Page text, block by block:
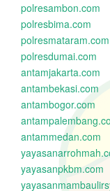
polresambon.com
polresbima.com
polresmataram.com
polresdumai.com
antamjakarta.com
antambekasi.com
antambogor.com
antammedan.com
yayasanpkbm.com